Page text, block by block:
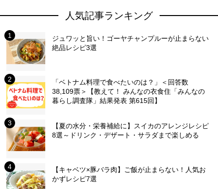
人気記事ランキング
ジュワッと旨い！ゴーヤチャンプルーが止まらない
絶品レシピ3選
「ベトナム料理で食べたいのは？」＜回答数
38,109票＞【教えて！ みんなの衣食住「みんなの
暮らし調査隊」結果発表 第615回】
【夏の水分・栄養補給に】スイカのアレンジレシピ
8選～ドリンク・デザート・サラダまで楽しめる
【キャベツ×豚バラ肉】ご飯が止まらない！人気お
かずレシピ7選